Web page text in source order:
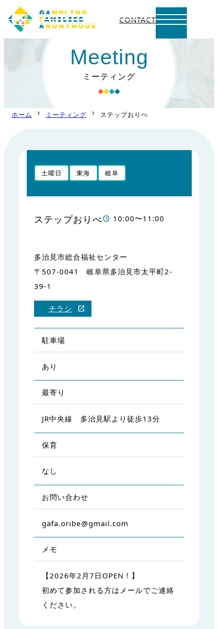
CONTACT
Meeting
ミーティング
ホーム ミーティング ステップおりべ
土曜日 東海 岐阜
ステップおりべ 10:00〜11:00
多治見市総合福祉センター
〒507-0041 岐阜県多治見市太平町2-
39-1
チラシ
駐車場
あり
最寄り
JR中央線 多治見駅より徒歩13分
保育
なし
お問い合わせ
gafa.oribe@gmail.com
メモ
【2026年2月7日OPEN！】
初めて参加される方はメールでご連絡
ください。